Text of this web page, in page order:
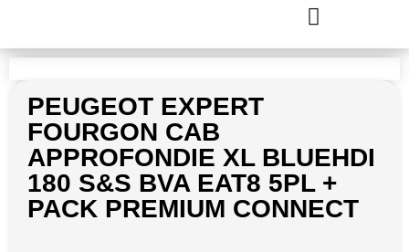
PEUGEOT EXPERT
FOURGON CAB
APPROFONDIE XL BLUEHDI
180 S&S BVA EAT8 5PL +
PACK PREMIUM CONNECT